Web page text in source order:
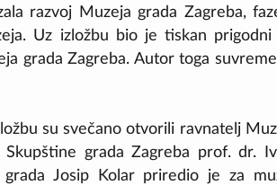
razvoj Muzeja grada Zagreba,
Uz izložbu bio je tiskan
grada Zagreba. Autor toga
su svečano otvorili ravnatelj
grada Zagreba prof. dr.
Josip Kolar priredio je za